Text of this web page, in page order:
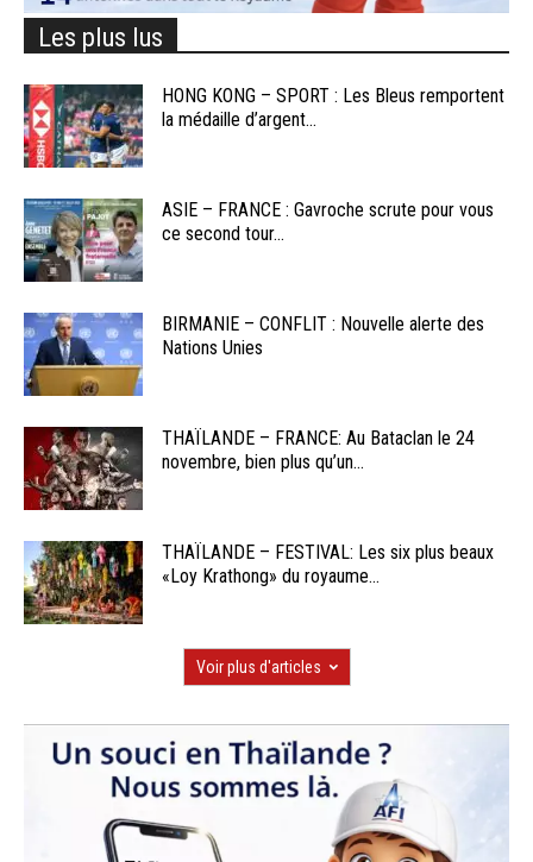
Les plus lus
HONG KONG – SPORT : Les Bleus remportent
la médaille d’argent...
ASIE – FRANCE : Gavroche scrute pour vous
ce second tour...
BIRMANIE – CONFLIT : Nouvelle alerte des
Nations Unies
THAÏLANDE – FRANCE: Au Bataclan le 24
novembre, bien plus qu’un...
THAÏLANDE – FESTIVAL: Les six plus beaux
«Loy Krathong» du royaume...
Voir plus d'articles